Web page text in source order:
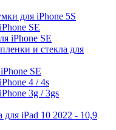
для iPhone 5S
SE
iPhone SE
и стекла для
SE
4 / 4s
3g / 3gs
для iPad 10 2022 - 10,9